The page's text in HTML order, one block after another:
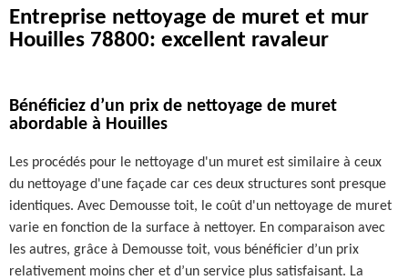
Entreprise nettoyage de muret et mur
Houilles 78800: excellent ravaleur
Bénéficiez d’un prix de nettoyage de muret
abordable à Houilles
Les procédés pour le nettoyage d'un muret est similaire à ceux
du nettoyage d'une façade car ces deux structures sont presque
identiques. Avec Demousse toit, le coût d'un nettoyage de muret
varie en fonction de la surface à nettoyer. En comparaison avec
les autres, grâce à Demousse toit, vous bénéficier d’un prix
relativement moins cher et d’un service plus satisfaisant. La